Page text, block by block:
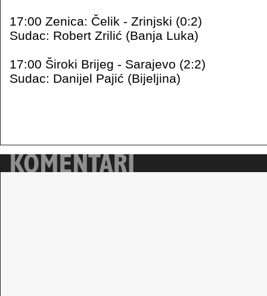
17:00 Zenica: Čelik - Zrinjski (0:2)
Sudac: Robert Zrilić (Banja Luka)
17:00 Široki Brijeg - Sarajevo (2:2)
Sudac: Danijel Pajić (Bijeljina)